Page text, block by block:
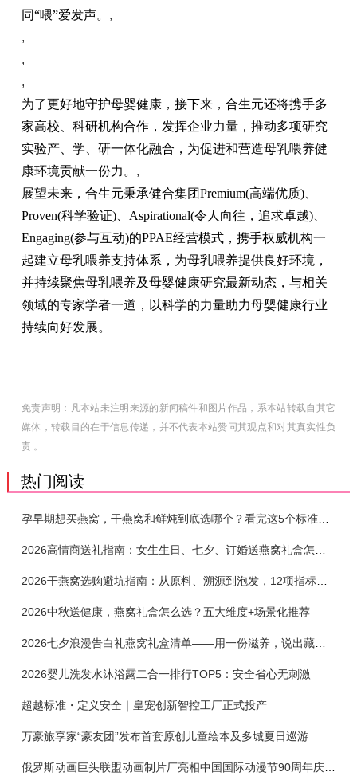
同“喂”爱发声。 ,
,
,
,
为了更好地守护母婴健康，接下来，合生元还将携手多
家高校、科研机构合作，发挥企业力量，推动多项研究
实验产、学、研一体化融合，为促进和营造母乳喂养健
康环境贡献一份力。 ,
展望未来，合生元秉承健合集团Premium(高端优质)、
Proven(科学验证)、Aspirational(令人向往，追求卓越)、
Engaging(参与互动)的PPAE经营模式，携手权威机构一
起建立母乳喂养支持体系，为母乳喂养提供良好环境，
并持续聚焦母乳喂养及母婴健康研究最新动态，与相关
领域的专家学者一道，以科学的力量助力母婴健康行业
持续向好发展。
免责声明：凡本站未注明来源的新闻稿件和图片作品，系本站转载自其它
媒体，转载目的在于信息传递，并不代表本站赞同其观点和对其真实性负
责 。
热门阅读
孕早期想买燕窝，干燕窝和鲜炖到底选哪个？看完这5个标准再下单
2026干燕窝选购避坑指南：从原料、溯源到泡发，12项指标判断靠谱燕窝
2026中秋送健康，燕窝礼盒怎么选？五大维度+场景化推荐
2026七夕浪漫告白礼燕窝礼盒清单——用一份滋养，说出藏在心底的爱
2026婴儿洗发水沐浴露二合一排行TOP5：安全省心无刺激
超越标准・定义安全｜皇宠创新智控工厂正式投产
万豪旅享家“豪友团”发布首套原创儿童绘本及多城夏日巡游
俄罗斯动画巨头联盟动画制片厂亮相中国国际动漫节90周年庆开启中国之旅新篇章